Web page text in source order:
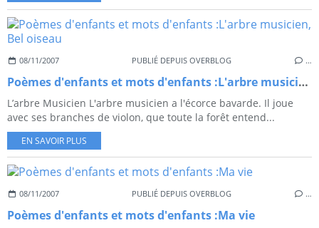
08/11/2007 PUBLIÉ DEPUIS OVERBLOG …
Poèmes d'enfants et mots d'enfants :L'arbre musicien, Bel oiseau
L’arbre Musicien L'arbre musicien a l'écorce bavarde. Il joue
avec ses branches de violon, que toute la forêt entend...
EN SAVOIR PLUS
08/11/2007 PUBLIÉ DEPUIS OVERBLOG …
Poèmes d'enfants et mots d'enfants :Ma vie